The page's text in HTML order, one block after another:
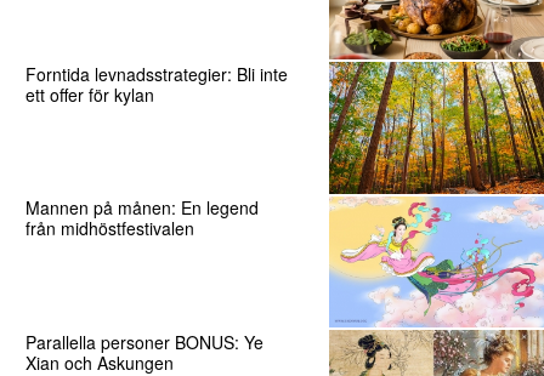
Forntida levnadsstrategier: Bli inte
ett offer för kylan
Mannen på månen: En legend
från midhöstfestivalen
Parallella personer BONUS: Ye
Xian och Askungen